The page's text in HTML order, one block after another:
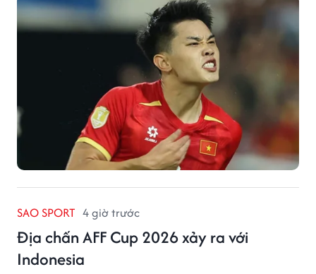
SAO SPORT 4 giờ trước
Địa chấn AFF Cup 2026 xảy ra với
Indonesia